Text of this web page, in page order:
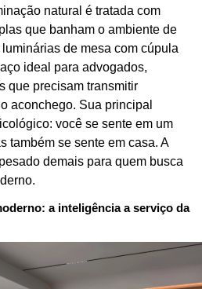
natural é tratada com
que banham o ambiente de
de mesa com cúpula
ideal para advogados,
que precisam transmitir
aconchego. Sua principal
você se sente em um
também se sente em casa. A
demais para quem busca
a inteligência a serviço da